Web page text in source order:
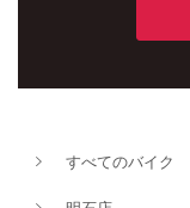
すべてのバイク
新車